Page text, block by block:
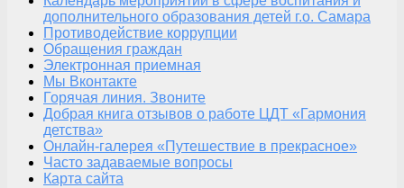
дополнительного образования детей г.о. Самара
Противодействие коррупции
Обращения граждан
Электронная приемная
Мы Вконтакте
Горячая линия. Звоните
Добрая книга отзывов о работе ЦДТ «Гармония
детства»
Онлайн-галерея «Путешествие в прекрасное»
Часто задаваемые вопросы
Карта сайта